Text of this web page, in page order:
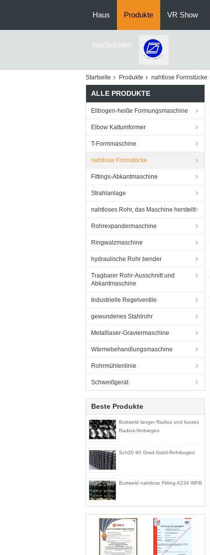
Haus Produkte VR Show
Nachrichten
Startseite Produkte nahtlose Formstücke
ALLE PRODUKTE
Ellbogen-heiße Formungsmaschine
Elbow Kaltumformer
T-Formmaschine
nahtlose Formstücke
Fittings-Abkantmaschine
Strahlanlage
nahtloses Rohr, das Maschine herstellt
Rohrexpandermaschine
Ringwalzmaschine
hydraulische Rohr bender
Tragbarer Rohr-Ausschnitt und
Abkantmaschine
Industrielle Regelventile
gewundenes Stahlrohr
Metalllaser-Graviermaschine
Wärmebehandlungsmaschine
Rohrmühlenlinie
Schweißgerät
Beste Produkte
Buttweld langer Radius und kurzes
Radius-Verbiegen
Sch20 90 Grad-Stahl-Rohrbogen
Buttweld nahtlose Fitting A234 WPB